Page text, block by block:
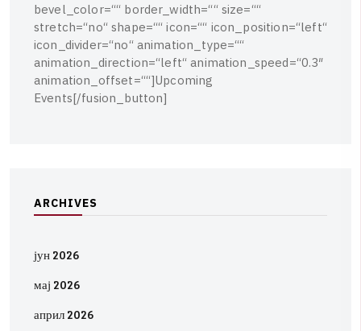
bevel_ color=““ border_width=““ size=““
stretch=“no“ shape=““ icon=““ icon position=“left“
icon divider=“no“ animation type=““
animation direction=“left“ animation speed=“0.3″
animation offset=““]Upcoming
Events[/fusion button]
ARCHIVES
јун 2026
мај 2026
април 2026